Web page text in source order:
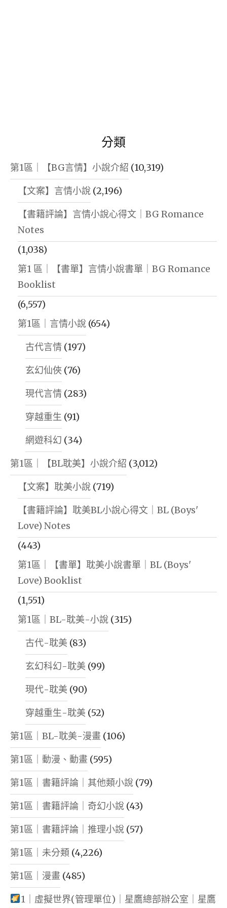
分類
第1區｜【BG言情】小說介紹 (10,319)
【文案】言情小說 (2,196)
【書籍評論】言情小說心得文｜BG Romance
Notes
(1,038)
第1 區｜【書單】言情小說書單｜BG Romance
Booklist
(6,557)
第1區｜言情小說 (654)
古代言情 (197)
玄幻仙俠 (76)
現代言情 (283)
穿越重生 (91)
網遊科幻 (34)
第1區｜【BL耽美】小說介紹 (3,012)
【文案】耽美小說 (719)
【書籍評論】耽美BL小說心得文｜BL (Boys'
Love) Notes
(443)
第1區｜【書單】耽美小說書單｜BL (Boys'
Love) Booklist
(1,551)
第1區｜BL-耽美-小說 (315)
古代-耽美 (83)
玄幻科幻-耽美 (99)
現代-耽美 (90)
穿越重生-耽美 (52)
第1區｜BL-耽美-漫畫 (106)
第1區｜動漫、動畫 (595)
第1區｜書籍評論｜其他類小說 (79)
第1區｜書籍評論｜奇幻小說 (43)
第1區｜書籍評論｜推理小說 (57)
第1區｜未分類 (4,226)
第1區｜漫畫 (485)
1｜虛擬世界(管理單位)｜星鷹總部辦公室｜星鷹